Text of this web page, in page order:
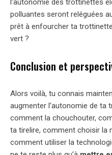
l’autonomie des trottinettes
polluantes seront reléguées
prêt à enfourcher ta
vert ?
Conclusion et
Alors voilà, tu connais
augmenter l’autonomie de ta
comment la chouchouter,
ta tirelire, comment choisir la
comment utiliser la